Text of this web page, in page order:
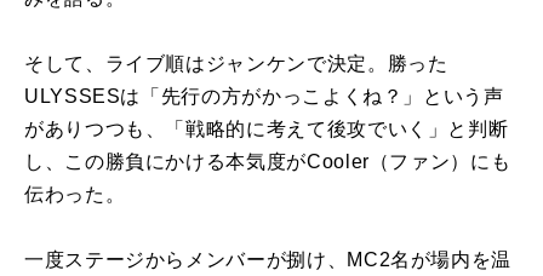
そして、ライブ順はジャンケンで決定。勝った
ULYSSESは「先行の方がかっこよくね？」という声
がありつつも、「戦略的に考えて後攻でいく」と判断
し、この勝負にかける本気度がCooler（ファン）にも
伝わった。
一度ステージからメンバーが捌け、MC2名が場内を温